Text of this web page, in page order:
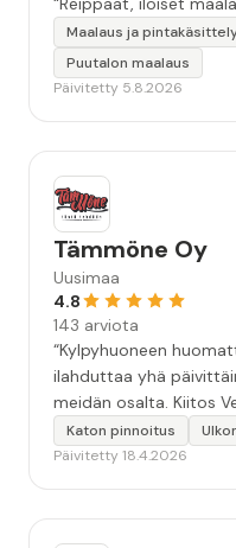
Maalaus ja
Puutalon maalaus
Päivitetty 5.8.2026
Tämmöne Oy
Uusimaa
4.8
143 arviota
“Kylpyhuoneen
ilahduttaa yhä
meidän osalta. Kiitos
työstä, sekä
Katon pinnoitus
Päivitetty 18.4.2026